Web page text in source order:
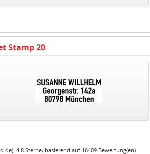
Stamp 20
): 4.8 Sterne, basierend auf 16409 Bewertung(en)